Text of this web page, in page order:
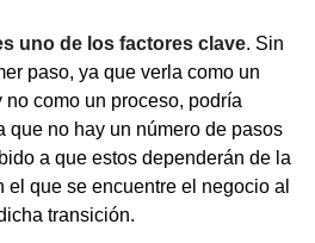
uno de los factores clave. Sin
paso, ya que verla como un
como un proceso, podría
que no hay un número de pasos
a que estos dependerán de la
el que se encuentre el negocio al
transición.